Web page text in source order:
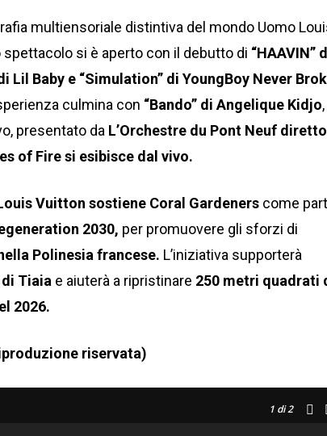
multiensoriale distintiva del mondo Uomo
spettacolo si è aperto con il debutto di “HAAVIN”
Lil Baby e “Simulation” di YoungBoy Never
culmina con “Bando” di Angelique Kidjo,
presentato da L’Orchestre du Pont Neuf diretto
of Fire si esibisce dal vivo.
Vuitton sostiene Coral Gardeners come
2030, per promuovere gli sforzi di
Polinesia francese. L’iniziativa supporterà
Tiaia e aiuterà a ripristinare 250 metri quadrati
2026.
riservata)
1 di 2